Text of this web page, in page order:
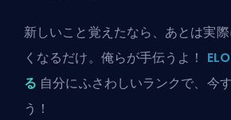
新しいこと覚えたなら、あとは実
くなるだけ。俺らが手伝うよ！
る 自分にふさわしいランクで、今
う！